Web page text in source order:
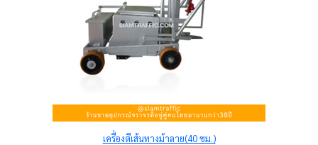
เครื่องตีเส้นทางม้าลาย(40 ซม.)